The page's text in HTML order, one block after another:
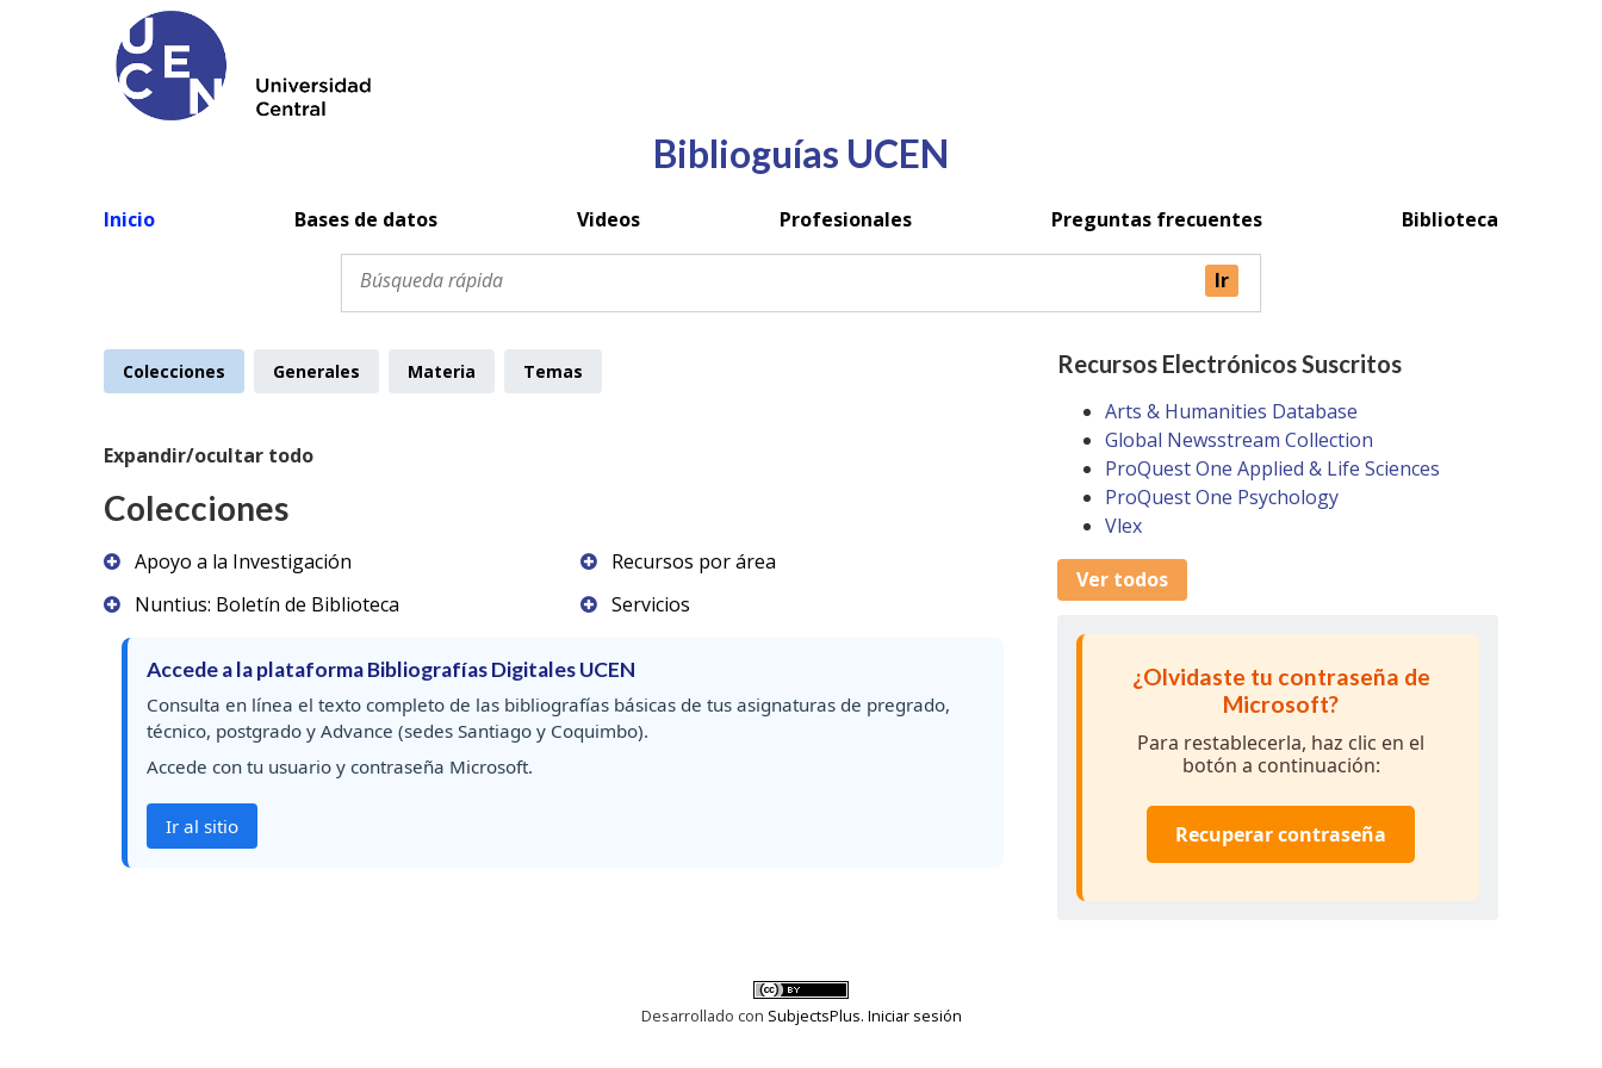
Biblioguías UCEN
Inicio Bases de datos Videos Profesionales Preguntas frecuentes Biblioteca
Colecciones Generales Materia Temas
Expandir/ocultar todo
Colecciones
Apoyo a la Investigación
Nuntius: Boletín de Biblioteca
Recursos por área
Servicios
Accede a la plataforma Bibliografías Digitales UCEN
Consulta en línea el texto completo de las bibliografías básicas de tus asignaturas de pregrado,
técnico, postgrado y Advance (sedes Santiago y Coquimbo).
Accede con tu usuario y contraseña Microsoft.
Ir al sitio
Recursos Electrónicos Suscritos
Arts & Humanities Database
Global Newsstream Collection
ProQuest One Applied & Life Sciences
ProQuest One Psychology
Vlex
Ver todos
¿Olvidaste tu contraseña de
Microsoft?
Para restablecerla, haz clic en el
botón a continuación:
Recuperar contraseña
Desarrollado con SubjectsPlus. Iniciar sesión